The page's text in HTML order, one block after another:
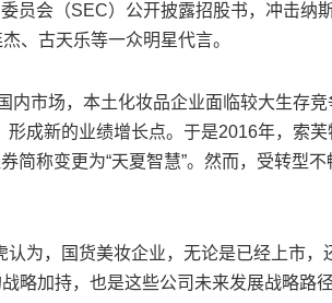
会（SEC）公开披露招股书，冲击纳
、古天乐等一众明星代言。
市场，本土化妆品企业面临较大生存竞
成新的业绩增长点。于是2016年，索芙
简称变更为“天夏智慧”。然而，受转型不
为，国货美妆企业，无论是已经上市，
略加持，也是这些公司未来发展战略路